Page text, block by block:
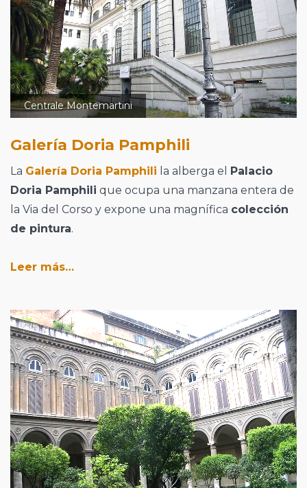
Centrale Montemartini
Galería Doria Pamphili
La Galería Doria Pamphili la alberga el Palacio
Doria Pamphili que ocupa una manzana entera de
la Via del Corso y expone una magnífica colección
de pintura.
Leer más…